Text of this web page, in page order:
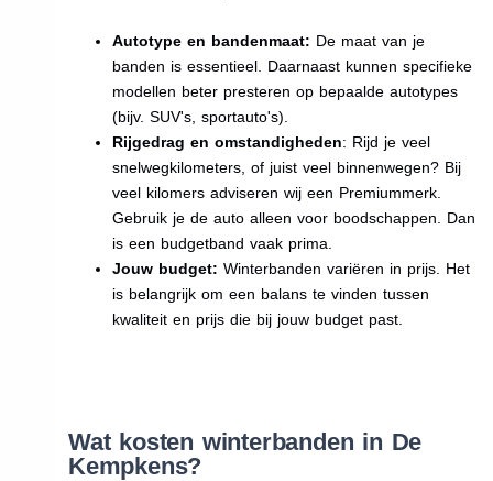
Autotype en bandenmaat: De maat van je
banden is essentieel. Daarnaast kunnen specifieke
modellen beter presteren op bepaalde autotypes
(bijv. SUV's, sportauto's).
Rijgedrag en omstandigheden: Rijd je veel
snelwegkilometers, of juist veel binnenwegen? Bij
veel kilomers adviseren wij een Premiummerk.
Gebruik je de auto alleen voor boodschappen. Dan
is een budgetband vaak prima.
Jouw budget: Winterbanden variëren in prijs. Het
is belangrijk om een balans te vinden tussen
kwaliteit en prijs die bij jouw budget past.
Wat kosten winterbanden in De
Kempkens?